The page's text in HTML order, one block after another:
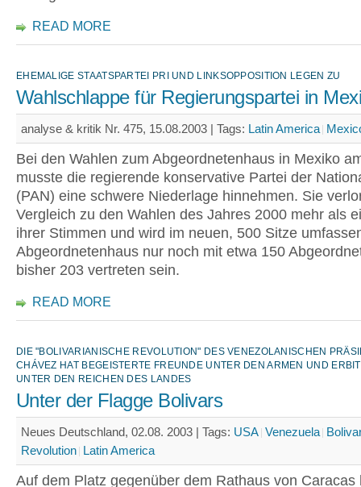
READ MORE
EHEMALIGE STAATSPARTEI PRI UND LINKSOPPOSITION LEGEN ZU
Wahlschlappe für Regierungspartei in
analyse & kritik Nr. 475, 15.08.2003 | Tags: Latin America
Bei den Wahlen zum Abgeordnetenhaus in Mexiko
musste die regierende konservative Partei der
(PAN) eine schwere Niederlage hinnehmen. Sie
Vergleich zu den Wahlen des Jahres 2000 mehr als
ihrer Stimmen und wird im neuen, 500 Sitze
Abgeordnetenhaus nur noch mit etwa 150
bisher 203 vertreten sein.
READ MORE
DIE "BOLIVARIANISCHE REVOLUTION" DES VENEZOLANISCHEN
CHÁVEZ HAT BEGEISTERTE FREUNDE UNTER DEN ARMEN UND
UNTER DEN REICHEN DES LANDES
Unter der Flagge Bolivars
Neues Deutschland, 02.08. 2003 | Tags: USA Venezuela
Revolution Latin America
Auf dem Platz gegenüber dem Rathaus von Caracas